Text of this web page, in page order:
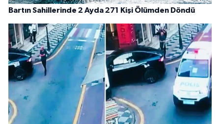
Bartın Sahillerinde 2 Ayda 271 Kişi Ölümden Döndü